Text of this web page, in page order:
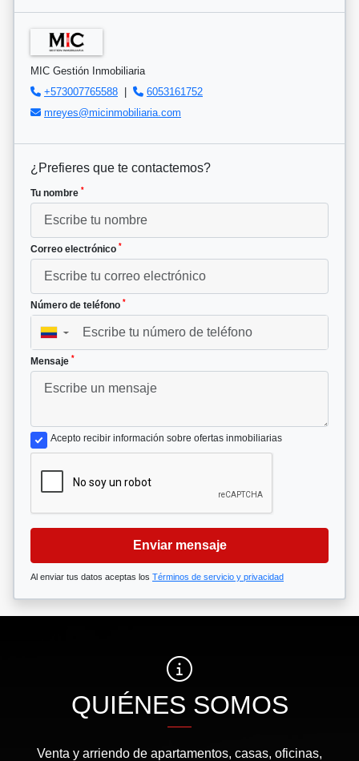
MIC Gestión Inmobiliaria
+573007765588 |
6053161752
mreyes@micinmobiliaria.com
¿Prefieres que te contactemos?
Tu nombre *
Correo electrónico *
Número de teléfono *
▼
Mensaje *
Acepto recibir información sobre ofertas inmobiliarias
Enviar mensaje
Al enviar tus datos aceptas los Términos de servicio y privacidad
QUIÉNES SOMOS
Venta y arriendo de apartamentos, casas, oficinas,